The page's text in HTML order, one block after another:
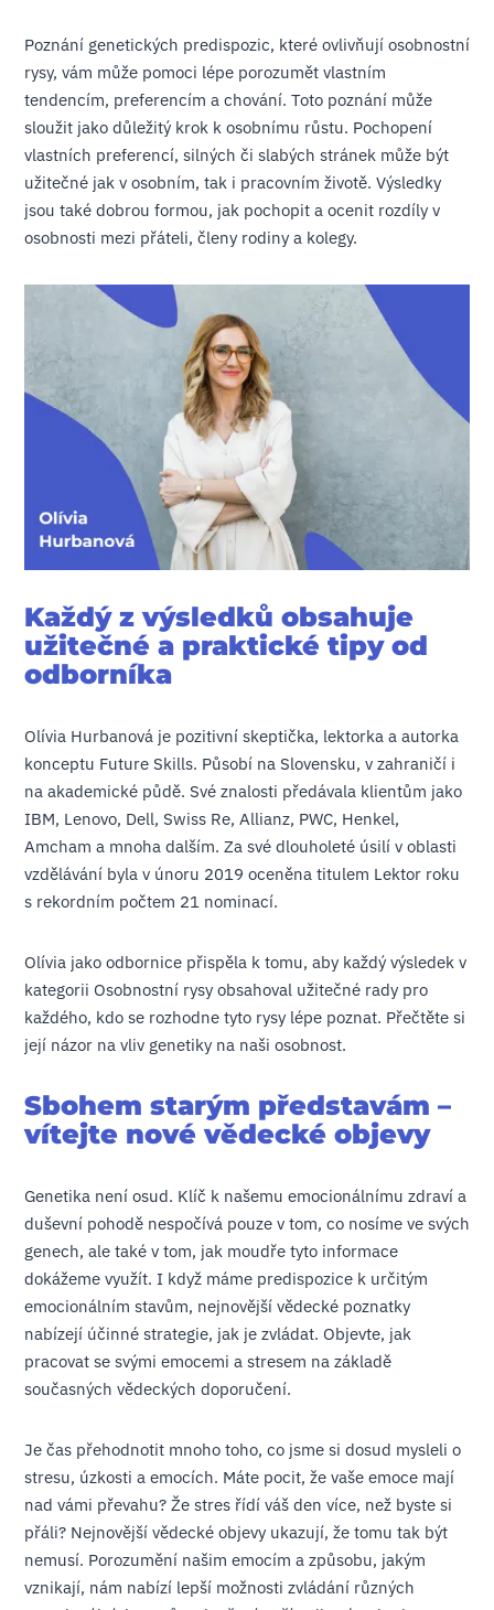
Poznání genetických predispozic, které ovlivňují osobnostní
rysy, vám může pomoci lépe porozumět vlastním
tendencím, preferencím a chování. Toto poznání může
sloužit jako důležitý krok k osobnímu růstu. Pochopení
vlastních preferencí, silných či slabých stránek může být
užitečné jak v osobním, tak i pracovním životě. Výsledky
jsou také dobrou formou, jak pochopit a ocenit rozdíly v
osobnosti mezi přáteli, členy rodiny a kolegy.
Každý z výsledků obsahuje
užitečné a praktické tipy od
odborníka
Olívia Hurbanová je pozitivní skeptička, lektorka a autorka
konceptu Future Skills. Působí na Slovensku, v zahraničí i
na akademické půdě. Své znalosti předávala klientům jako
IBM, Lenovo, Dell, Swiss Re, Allianz, PWC, Henkel,
Amcham a mnoha dalším. Za své dlouholeté úsilí v oblasti
vzdělávání byla v únoru 2019 oceněna titulem Lektor roku
s rekordním počtem 21 nominací.
Olívia jako odbornice přispěla k tomu, aby každý výsledek v
kategorii Osobnostní rysy obsahoval užitečné rady pro
každého, kdo se rozhodne tyto rysy lépe poznat. Přečtěte si
její názor na vliv genetiky na naši osobnost.
Sbohem starým představám –
vítejte nové vědecké objevy
Genetika není osud. Klíč k našemu emocionálnímu zdraví a
duševní pohodě nespočívá pouze v tom, co nosíme ve svých
genech, ale také v tom, jak moudře tyto informace
dokážeme využít. I když máme predispozice k určitým
emocionálním stavům, nejnovější vědecké poznatky
nabízejí účinné strategie, jak je zvládat. Objevte, jak
pracovat se svými emocemi a stresem na základě
současných vědeckých doporučení.
Je čas přehodnotit mnoho toho, co jsme si dosud mysleli o
stresu, úzkosti a emocích. Máte pocit, že vaše emoce mají
nad vámi převahu? Že stres řídí váš den více, než byste si
přáli? Nejnovější vědecké objevy ukazují, že tomu tak být
nemusí. Porozumění našim emocím a způsobu, jakým
vznikají, nám nabízí lepší možnosti zvládání různých